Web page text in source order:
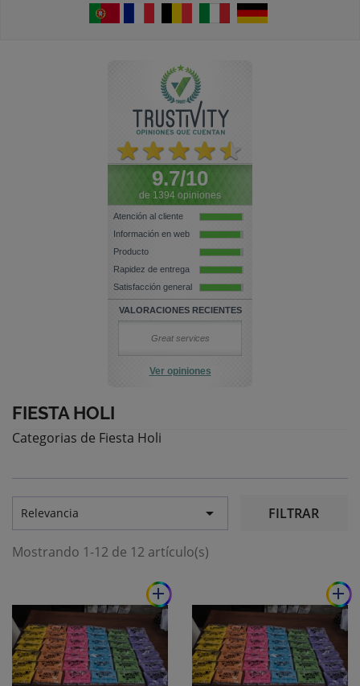
9.7/10
de 1394 opiniones
Atención al cliente
Información en web
Producto
Rapidez de entrega
Satisfacción general
VALORACIONES RECIENTES
Great services
Ver opiniones
FIESTA HOLI
Categorias de Fiesta Holi
Relevancia  FILTRAR
Mostrando 1-12 de 12 artículo(s)
add add